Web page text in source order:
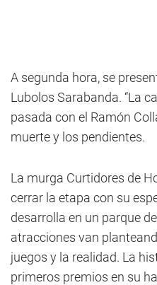
A segunda hora, se
Lubolos Sarabanda. “La
pasada con el Ramón
muerte y los pendientes.
La murga Curtidores de
cerrar la etapa con su
desarrolla en un parque
atracciones van
juegos y la realidad. La
primeros premios en su